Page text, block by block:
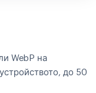
WebP на
до 50